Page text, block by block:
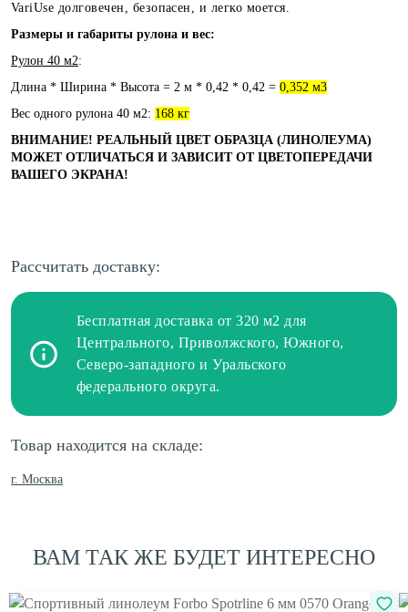
VariUse долговечен, безопасен, и легко моется.
Размеры и габариты рулона и вес:
Рулон 40 м2:
Длина * Ширина * Высота = 2 м * 0,42 * 0,42 = 0,352 м3
Вес одного рулона 40 м2: 168 кг
ВНИМАНИЕ! РЕАЛЬНЫЙ ЦВЕТ ОБРАЗЦА (ЛИНОЛЕУМА)
МОЖЕТ ОТЛИЧАТЬСЯ И ЗАВИСИТ ОТ ЦВЕТОПЕРЕДАЧИ
ВАШЕГО ЭКРАНА!
Рассчитать доставку:
Бесплатная доставка от 320 м2 для
Центрального, Приволжского, Южного,
Северо-западного и Уральского
федерального округа.
Товар находится на складе:
г. Москва
ВАМ ТАК ЖЕ БУДЕТ ИНТЕРЕСНО